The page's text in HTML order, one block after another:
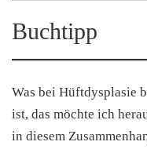
Buchtipp
Was bei Hüftdysplasie
ist, das möchte ich
in diesem